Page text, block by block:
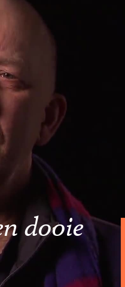
dooie